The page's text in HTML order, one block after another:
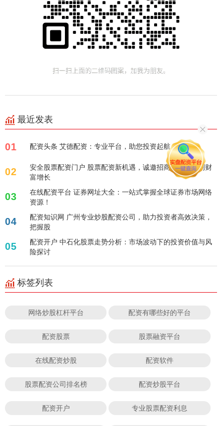
最近发表
01 配资头条 艾德配资：专业平台，助您投资起航
02
安全股票配资门户 股票配资新机遇，诚邀招商合作，共创财
富增长
03
在线配资平台 证券网址大全：一站式掌握全球证券市场网络
资源！
04
配资知识网 广州专业炒股配资公司，助力投资者高效决策，
把握股
05
配资开户 中石化股票走势分析：市场波动下的投资价值与风
险探讨
标签列表
网络炒股杠杆平台 配资有哪些好的平台
配资股票 股票融资平台
在线配资炒股 配资软件
股票配资公司排名榜 配资炒股平台
配资开户 专业股票配资利息